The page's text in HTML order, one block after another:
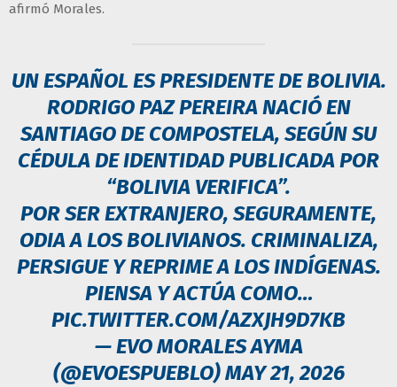
afirmó Morales.
UN ESPAÑOL ES PRESIDENTE DE BOLIVIA.
RODRIGO PAZ PEREIRA NACIÓ EN
SANTIAGO DE COMPOSTELA, SEGÚN SU
CÉDULA DE IDENTIDAD PUBLICADA POR
“BOLIVIA VERIFICA”.
POR SER EXTRANJERO, SEGURAMENTE,
ODIA A LOS BOLIVIANOS. CRIMINALIZA,
PERSIGUE Y REPRIME A LOS INDÍGENAS.
PIENSA Y ACTÚA COMO…
PIC.TWITTER.COM/AZXJH9D7KB
— EVO MORALES AYMA
(@EVOESPUEBLO)MAY 21, 2026